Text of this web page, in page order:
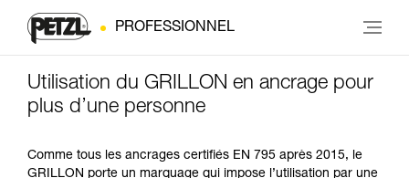
PROFESSIONNEL
Utilisation du GRILLON en ancrage pour
plus d’une personne
Comme tous les ancrages certifiés EN 795 après 2015, le
GRILLON porte un marquage qui impose l’utilisation par une